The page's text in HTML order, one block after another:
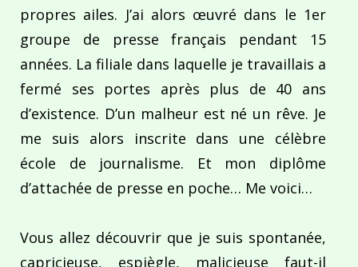
propres ailes. J’ai alors œuvré dans le 1er
groupe de presse français pendant 15
années. La filiale dans laquelle je travaillais a
fermé ses portes après plus de 40 ans
d’existence. D’un malheur est né un rêve. Je
me suis alors inscrite dans une célèbre
école de journalisme. Et mon diplôme
d’attachée de presse en poche… Me voici…
Vous allez découvrir que je suis spontanée,
capricieuse, espiègle, malicieuse faut-il